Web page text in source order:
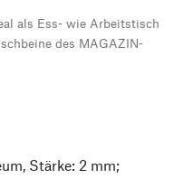
als Ess- wie Arbeitstisch
des MAGAZIN-
Stärke: 2 mm;